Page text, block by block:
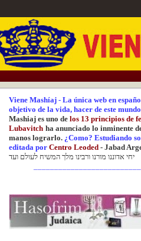
Viene Mashíaj - La única web en
objetivo de la vida, hacer de este
Mashiaj es uno de los 13 principios de fe
Lubavitch ha anunciado lo inminente
manos lograrlo. ¿Como? Estudiando
editada por Centro Leoded - Jabad
יחי אדוננו מורנו ורבינו מלך המשיח לעולם ועד